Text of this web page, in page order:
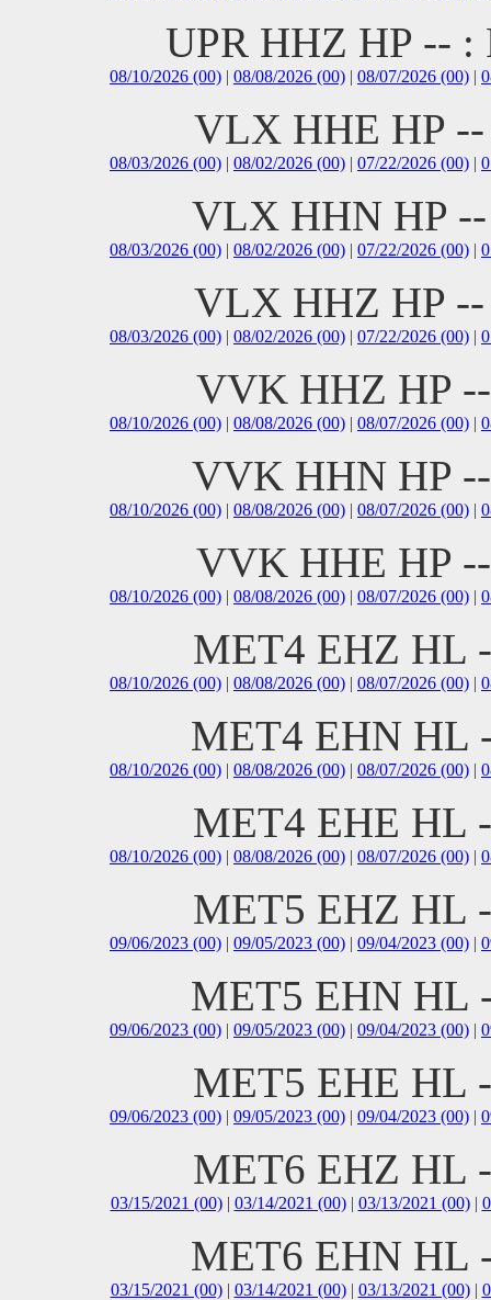
UPR HHZ HP --
08/10/2026 (00) | 08/08/2026 (00) | 08/07/2026 (00) |
VLX HHE HP
08/03/2026 (00) | 08/02/2026 (00) | 07/22/2026 (00) |
VLX HHN HP
08/03/2026 (00) | 08/02/2026 (00) | 07/22/2026 (00) |
VLX HHZ HP
08/03/2026 (00) | 08/02/2026 (00) | 07/22/2026 (00) |
VVK HHZ HP
08/10/2026 (00) | 08/08/2026 (00) | 08/07/2026 (00) |
VVK HHN HP
08/10/2026 (00) | 08/08/2026 (00) | 08/07/2026 (00) |
VVK HHE HP
08/10/2026 (00) | 08/08/2026 (00) | 08/07/2026 (00) |
MET4 EHZ HL
08/10/2026 (00) | 08/08/2026 (00) | 08/07/2026 (00) |
MET4 EHN HL
08/10/2026 (00) | 08/08/2026 (00) | 08/07/2026 (00) |
MET4 EHE HL
08/10/2026 (00) | 08/08/2026 (00) | 08/07/2026 (00) |
MET5 EHZ HL
09/06/2023 (00) | 09/05/2023 (00) | 09/04/2023 (00) |
MET5 EHN HL
09/06/2023 (00) | 09/05/2023 (00) | 09/04/2023 (00) |
MET5 EHE HL
09/06/2023 (00) | 09/05/2023 (00) | 09/04/2023 (00) |
MET6 EHZ HL
03/15/2021 (00)| 03/14/2021 (00)| 03/13/2021 (00)|
MET6 EHN HL
03/15/2021 (00)| 03/14/2021 (00)| 03/13/2021 (00)|